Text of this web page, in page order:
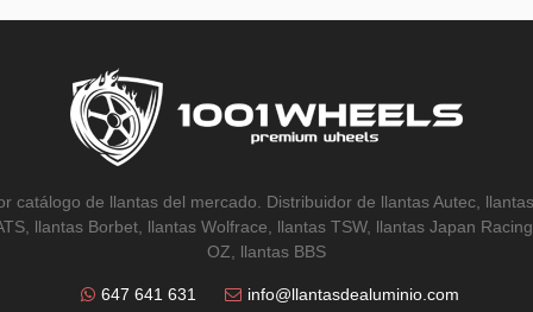
catálogo de llantas del mercado. Distribuidor de llantas Autec,
llantas Borbet, llantas Wolfrace, llantas TSW, llantas Japan
OZ, llantas BBS
647 641 631 info@llantasdealuminio.com